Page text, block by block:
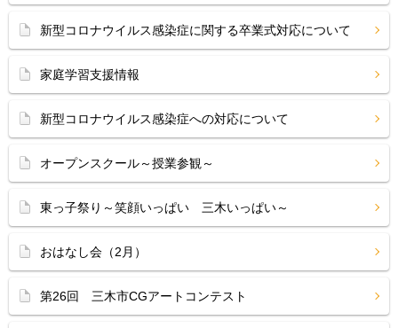
新型コロナウイルス感染症に関する卒業式対応について
家庭学習支援情報
新型コロナウイルス感染症への対応について
オープンスクール～授業参観～
東っ子祭り～笑顔いっぱい 三木いっぱい～
おはなし会（2月）
第26回 三木市CGアートコンテスト